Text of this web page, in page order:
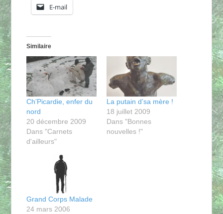
E-mail
Similaire
Ch’Picardie, enfer du
nord
20 décembre 2009
Dans "Carnets
d'ailleurs"
La putain d’sa mère !
18 juillet 2009
Dans "Bonnes
nouvelles !"
Grand Corps Malade
24 mars 2006